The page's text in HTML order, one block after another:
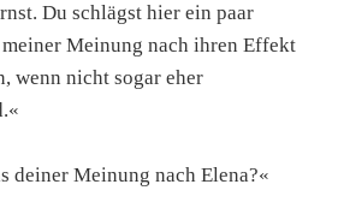
Du schlägst hier ein paar
Meinung nach ihren Effekt
wenn nicht sogar eher
deiner Meinung nach Elena?«